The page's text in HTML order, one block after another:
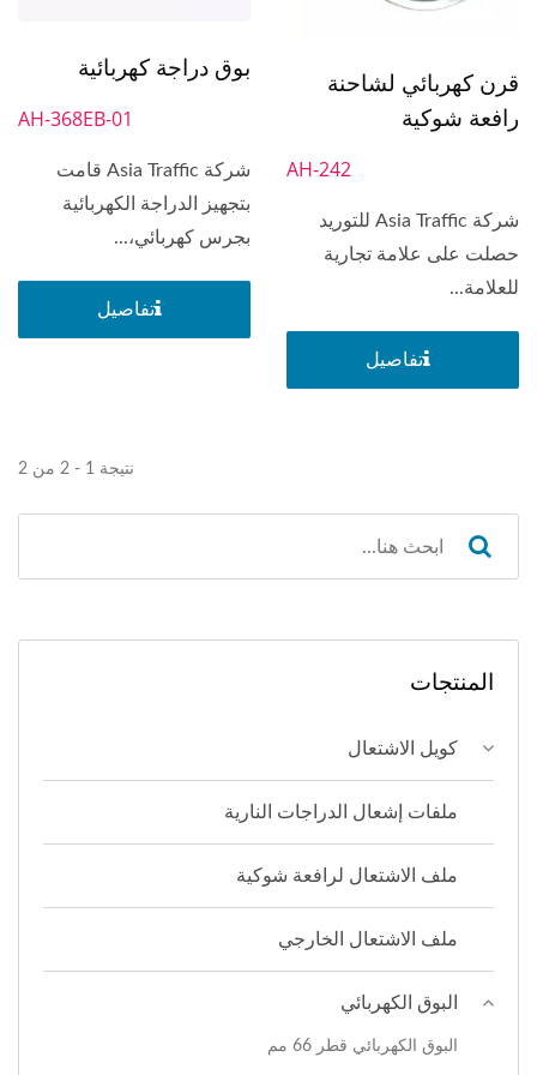
قرن كهربائي لشاحنة
رافعة شوكية
AH-242
شركة Asia Traffic للتوريد
حصلت على علامة تجارية
للعلامة...
تفاصيل
بوق دراجة كهربائية
AH-368EB-01
شركة Asia Traffic قامت
بتجهيز الدراجة الكهربائية
بجرس كهربائي،...
تفاصيل
نتيجة 1 - 2 من 2
المنتجات
كويل الاشتعال
ملفات إشعال الدراجات النارية
ملف الاشتعال لرافعة شوكية
ملف الاشتعال الخارجي
البوق الكهربائي
البوق الكهربائي قطر 66 مم